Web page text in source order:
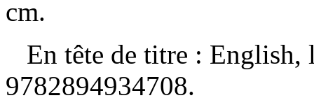
cm.
En tête de titre : English,
9782894934708.